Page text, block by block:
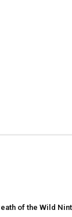
of the Wild